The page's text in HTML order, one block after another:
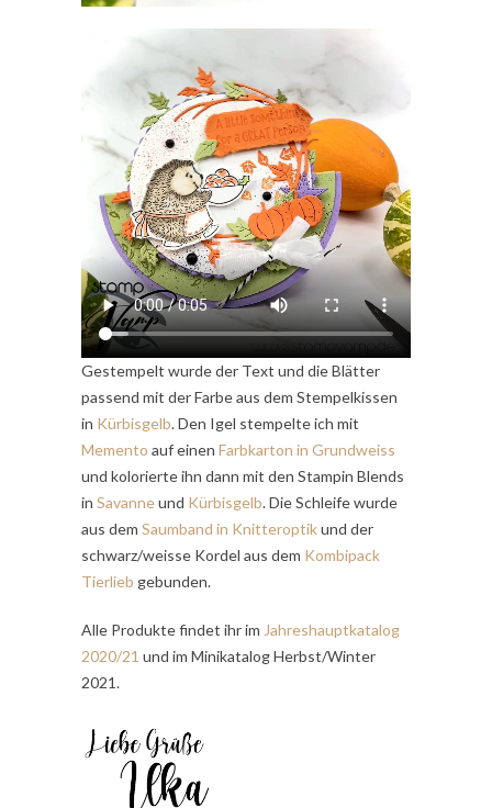
Gestempelt wurde der Text und die Blätter
passend mit der Farbe aus dem Stempelkissen
in Kürbisgelb. Den Igel stempelte ich mit
Memento auf einen Farbkarton in Grundweiss
und kolorierte ihn dann mit den Stampin Blends
in Savanneund Kürbisgelb. Die Schleife wurde
aus dem Saumband in Knitteroptikund der
schwarz/weisse Kordel aus dem Kombipack
Tierlieb gebunden.
Alle Produkte findet ihr im Jahreshauptkatalog
2020/21 und im Minikatalog Herbst/Winter
2021.